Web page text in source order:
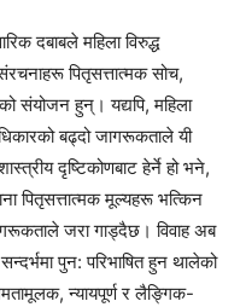
दबाबले महिला विरुद्ध
पितृसत्तात्मक सोच,
संयोजन हुन्। यद्यपि, महिला
बढ्दो जागरूकताले यी
दृष्टिकोणबाट हेर्ने हो भने,
पितृसत्तात्मक मूल्यहरू भत्किन
जरा गाड्दैछ। विवाह अब
पुन: परिभाषित हुन थालेको
न्यायपूर्ण र लैङ्गिक-